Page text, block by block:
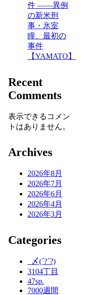
件 ――異例
の新米刑
事・氷室
瞳、最初の
事件
【YAMATO】
Recent
Comments
表示できるコメン
トはありません。
Archives
2026年8月
2026年7月
2026年6月
2026年4月
2026年3月
Categories
_〆(´?`?)
3104丁目
47sp.
7000週間